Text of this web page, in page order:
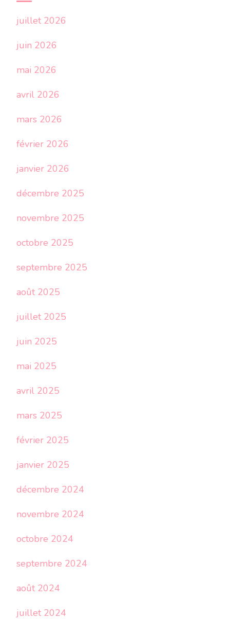
juillet 2026
juin 2026
mai 2026
avril 2026
mars 2026
février 2026
janvier 2026
décembre 2025
novembre 2025
octobre 2025
septembre 2025
août 2025
juillet 2025
juin 2025
mai 2025
avril 2025
mars 2025
février 2025
janvier 2025
décembre 2024
novembre 2024
octobre 2024
septembre 2024
août 2024
juillet 2024